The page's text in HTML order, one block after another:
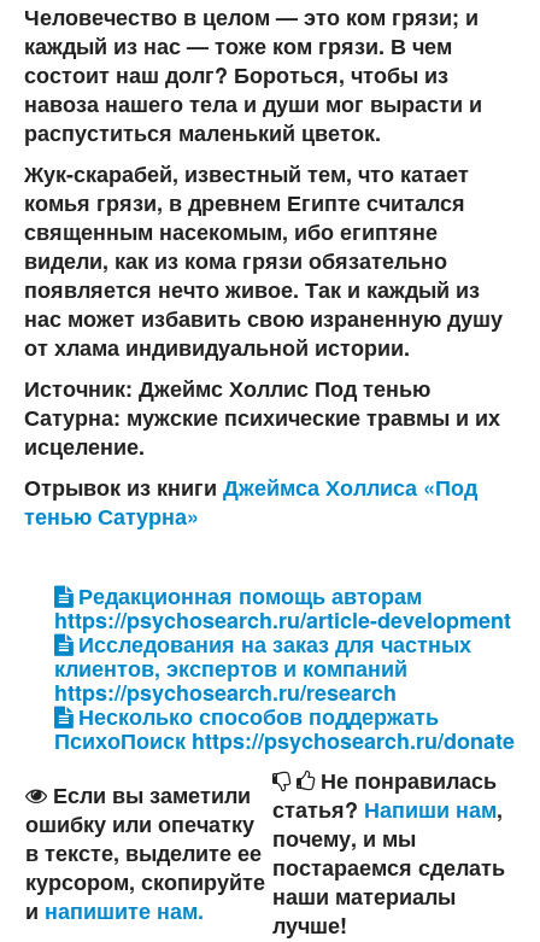
Человечество в целом — это ком грязи; и
каждый из нас — тоже ком грязи. В чем
состоит наш долг? Бороться, чтобы из
навоза нашего тела и души мог вырасти и
распуститься маленький цветок.
Жук-скарабей, известный тем, что катает
комья грязи, в древнем Египте считался
священным насекомым, ибо египтяне
видели, как из кома грязи обязательно
появляется нечто живое. Так и каждый из
нас может избавить свою израненную душу
от хлама индивидуальной истории.
Источник: Джеймс Холлис Под тенью
Сатурна: мужские психические травмы и их
исцеление.
Отрывок из книги Джеймса Холлиса «Под
тенью Сатурна»
Редакционная помощь авторам
https://psychosearch.ru/article-development
Исследования на заказ для частных
клиентов, экспертов и компаний
https://psychosearch.ru/research
Несколько способов поддержать
ПсихоПоиск https://psychosearch.ru/donate
Если вы заметили
ошибку или опечатку
в тексте, выделите ее
курсором, скопируйте
и напишите нам.
Не понравилась
статья? Напиши нам,
почему, и мы
постараемся сделать
наши материалы
лучше!